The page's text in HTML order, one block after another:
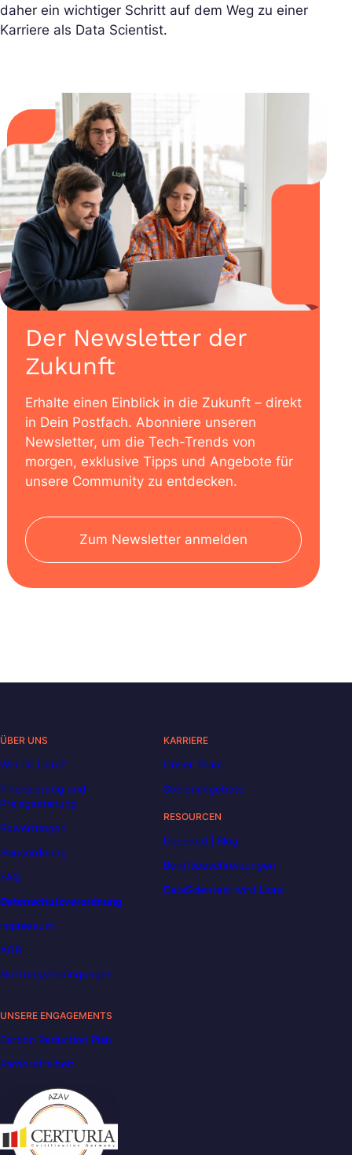
daher ein wichtiger Schritt auf dem Weg zu einer
Karriere als Data Scientist.
Der Newsletter der
Zukunft
Erhalte einen Einblick in die Zukunft – direkt
in Dein Postfach. Abonniere unseren
Newsletter, um die Tech-Trends von
morgen, exklusive Tipps und Angebote für
unsere Community zu entdecken.
Zum Newsletter anmelden
ÜBER UNS
Wer ist Liora?
Finanzierung und
Preisgestaltung
Bewertungen
Hausordnung
FAQ
Datenschutzverordnung
Impressum
AGB
Nutzungsbedingungen
KARRIERE
Unser Team
Stellenangebote
RESOURCEN
Decoded | Blog
Berufsbeschreibungen
DataScientest wird Liora
UNSERE ENGAGEMENTS
Carbon Reduction Plan
Barrierefreiheit